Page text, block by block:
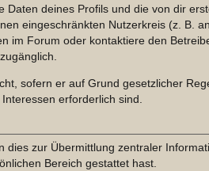
deines Profils und die von dir
eingeschränkten Nutzerkreis (z. B.
im Forum oder kontaktiere den
sofern er auf Grund gesetzlicher
erforderlich sind.
zur Übermittlung zentraler
Bereich gestattet hast.